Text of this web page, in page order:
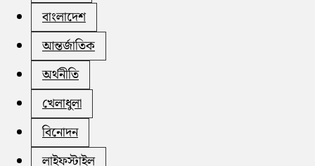
বাংলাদেশ
আন্তর্জাতিক
অর্থনীতি
খেলাধুলা
বিনোদন
লাইফস্টাইল